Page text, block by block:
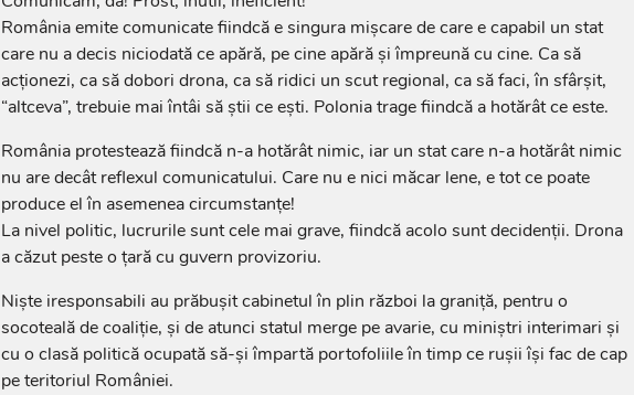
România emite comunicate fiindcă e singura mișcare de care e capabil un stat
care nu a decis niciodată ce apără, pe cine apără și împreună cu cine. Ca să
acționezi, ca să dobori drona, ca să ridici un scut regional, ca să faci, în sfârșit,
“altceva”, trebuie mai întâi să știi ce ești. Polonia trage fiindcă a hotărât ce este.
România protestează fiindcă n-a hotărât nimic, iar un stat care n-a hotărât nimic
nu are decât reflexul comunicatului. Care nu e nici măcar lene, e tot ce poate
produce el în asemenea circumstanțe!
La nivel politic, lucrurile sunt cele mai grave, fiindcă acolo sunt decidenții. Drona
a căzut peste o țară cu guvern provizoriu.
Niște iresponsabili au prăbușit cabinetul în plin război la graniță, pentru o
socoteală de coaliție, și de atunci statul merge pe avarie, cu miniștri interimari și
cu o clasă politică ocupată să-și împartă portofoliile în timp ce rușii își fac de cap
pe teritoriul României.